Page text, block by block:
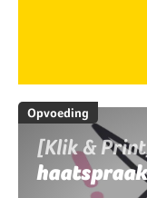
Opvoeding
[Klik &